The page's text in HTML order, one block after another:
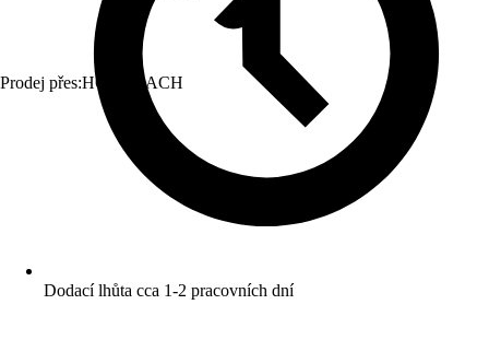
Prodej přes:HORNBACH
Dodací lhůta cca 1-2 pracovních dní